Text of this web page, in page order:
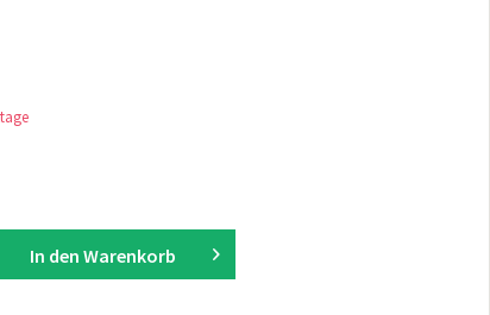
In den Warenkorb